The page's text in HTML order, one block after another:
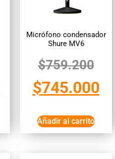
Micrófono condensador
Shure MV6
$759.200
$745.000
Añadir al carrito